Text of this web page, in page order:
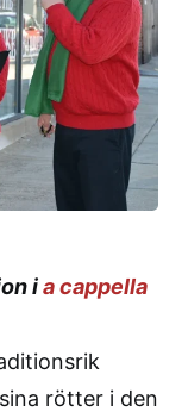
ia cappella
rötter i den